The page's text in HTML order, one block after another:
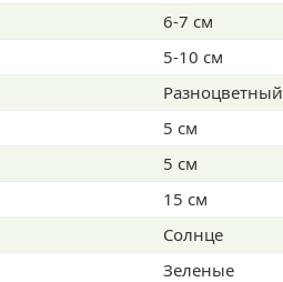
6-7 см
5-10 см
Разноцветный
5 см
5 см
15 см
Солнце
Зеленые